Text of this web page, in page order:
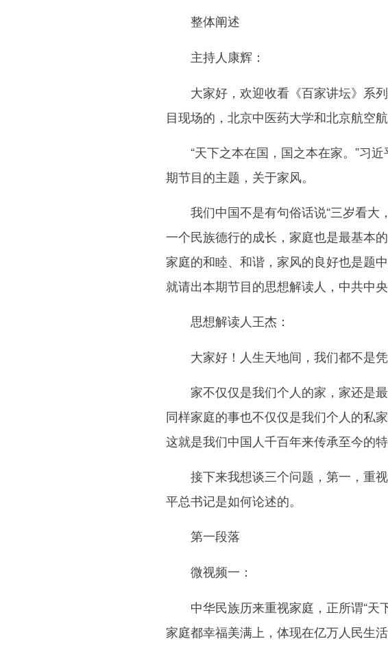
整体阐述
主持人康辉：
大家好，欢迎收看《百家讲坛》系列
目现场的，北京中医药大学和北京航空
“天下之本在国，国之本在家。”习近
期节目的主题，关于家风。
我们中国不是有句俗话说“三岁看大，
一个民族德行的成长，家庭也是最基本
家庭的和睦、和谐，家风的良好也是题
就请出本期节目的思想解读人，中共中
思想解读人王杰：
大家好！人生天地间，我们都不是凭
家不仅仅是我们个人的家，家还是最
同样家庭的事也不仅仅是我们个人的私
这就是我们中国人千百年来传承至今的
接下来我想谈三个问题，第一，重视
平总书记是如何论述的。
第一段落
微视频一：
中华民族历来重视家庭，正所谓“天
家庭都幸福美满上，体现在亿万人民生